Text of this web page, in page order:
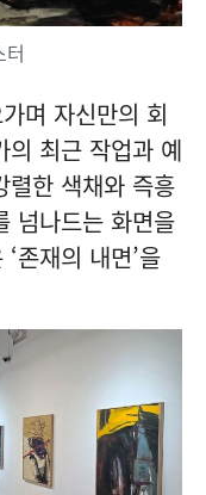
터
며 자신만의 회
의 최근 작업과 예
렬한 색채와 즉흥
넘나드는 화면을
존재의 내면’을